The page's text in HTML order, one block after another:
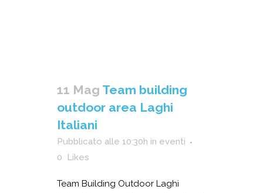
11 Mag Team building
outdoor area Laghi
Italiani
Pubblicato alle 10:30h in eventi
0
Likes
Team Building Outdoor Laghi